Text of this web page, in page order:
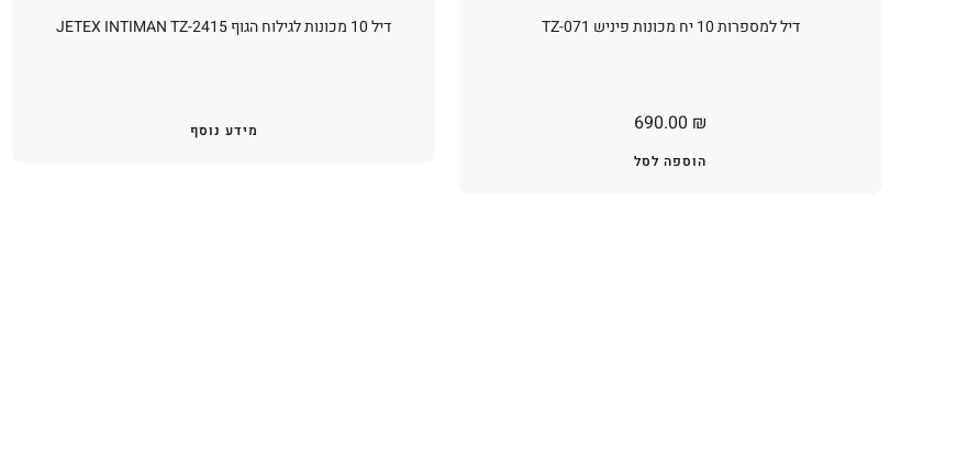
דיל 10 מכונות לגילוח הגוף JETEX INTIMAN TZ-2415
מידע נוסף
דיל למספרות 10 יח מכונות פיניש TZ-071
690.00 ₪
הוספה לסל